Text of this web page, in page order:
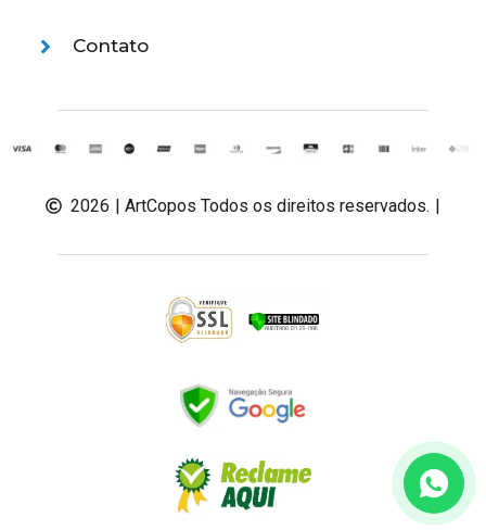
Contato
2026 | ArtCopos Todos os direitos reservados.